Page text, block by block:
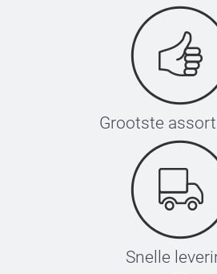
Grootste
Snelle